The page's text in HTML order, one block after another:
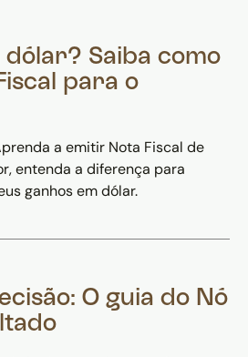
dólar? Saiba como
para o
a emitir Nota Fiscal de
entenda a diferença para
ganhos em dólar.
O guia do Nó